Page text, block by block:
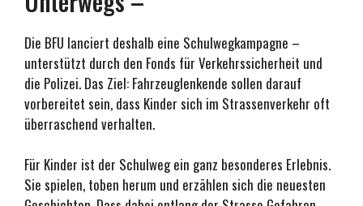
Die BFU lanciert deshalb eine Schulwegkampagne –
unterstützt durch den Fonds für Verkehrssicherheit und
die Polizei. Das Ziel: Fahrzeuglenkende sollen darauf
vorbereitet sein, dass Kinder sich im Strassenverkehr oft
überraschend verhalten.
Für Kinder ist der Schulweg ein ganz besonderes Erlebnis.
Sie spielen, toben herum und erzählen sich die neuesten